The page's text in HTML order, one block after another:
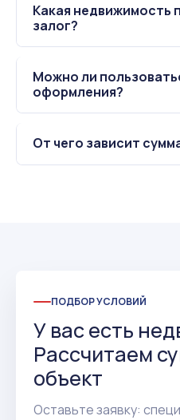
Какая недвижимость
залог?
Можно ли
оформления?
От чего зависит
ПОДБОР УСЛОВИЙ
У вас есть
Рассчитаем
объект
Оставьте заявку: